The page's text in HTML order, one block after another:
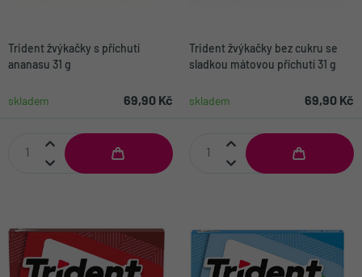
Trident žvýkačky s příchutí
ananasu 31 g
skladem 69,90 Kč
Trident žvýkačky bez cukru se
sladkou mátovou příchutí 31 g
skladem 69,90 Kč